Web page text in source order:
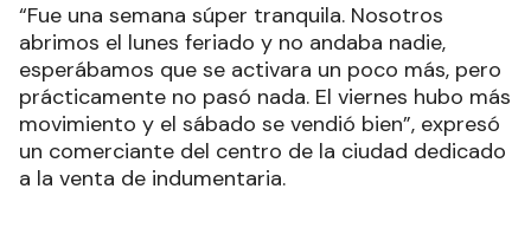
“Fue una semana súper tranquila. Nosotros
abrimos el lunes feriado y no andaba nadie,
esperábamos que se activara un poco más, pero
prácticamente no pasó nada. El viernes hubo más
movimiento y el sábado se vendió bien”, expresó
un comerciante del centro de la ciudad dedicado
a la venta de indumentaria.